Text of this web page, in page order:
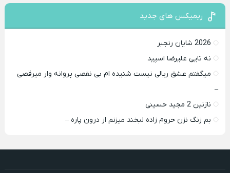
ریمیکس های جدید
2026 شایان رنجبر
نه تایی علیرضا اسپید
میگفتم عشق ریالی نیست شنیده ام بی نقصی پروانه وار میرقصی
–
نازنین 2 مجید حسینی
بم زنگ نزن حروم زاده لبخند میزنم از درون پاره –